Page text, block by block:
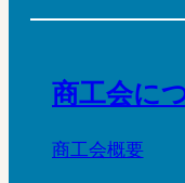
商工会に
商工会概要